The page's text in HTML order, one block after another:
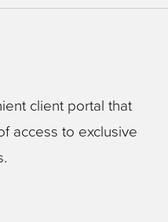
client portal that
access to exclusive